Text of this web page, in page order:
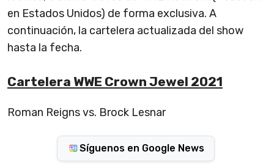
en Estados Unidos) de forma exclusiva. A
continuación, la cartelera actualizada del show
hasta la fecha.
Cartelera WWE Crown Jewel 2021
Roman Reigns vs. Brock Lesnar
Síguenos en Google News